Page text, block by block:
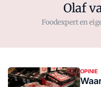
Olaf
Foodexpert en
OPINIE